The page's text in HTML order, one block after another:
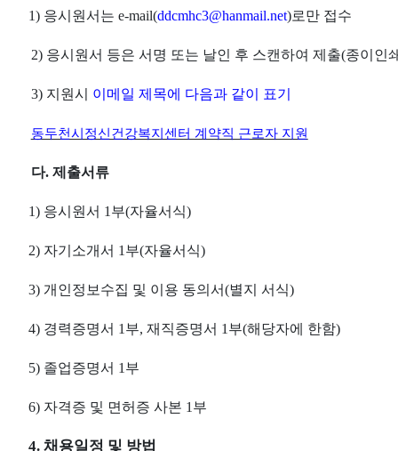
1) 응시원서는 e-mail(ddcmhc3@hanmail.net)로만 접수
2) 응시원서 등은 서명 또는 날인 후 스캔하여 제출(종이인
3) 지원시 이메일 제목에 다음과 같이 표기
동두천시정신건강복지센터 계약직 근로자 지원
다. 제출서류
1) 응시원서 1 부(자율서식)
2) 자기소개서 1 부(자율서식)
3) 개인정보수집 및 이용 동의서(별지 서식)
4) 경력증명서 1 부, 재직증명서 1 부(해당자에 한함)
5) 졸업증명서 1 부
6) 자격증 및 면허증 사본 1 부
4. 채용일정 및 방법